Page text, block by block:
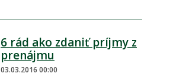
6 rád ako zdaniť príjmy z
prenájmu
03.03.2016 00:00